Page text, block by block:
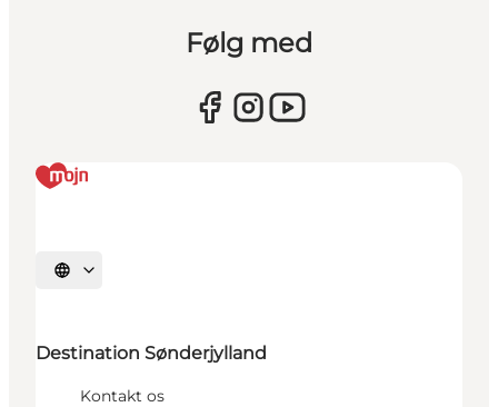
Følg med
Vælg sprog
Destination Sønderjylland
Kontakt os